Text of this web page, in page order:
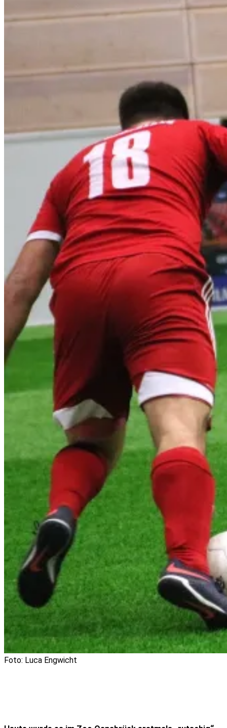
Foto: Luca Engwicht